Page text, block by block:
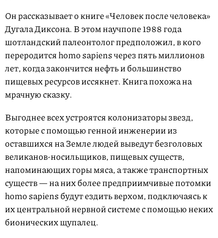
Он рассказывает о книге «Человек после человека»
Дугала Диксона. В этом научпопе 1988 года
шотландский палеонтолог предположил, в кого
переродится homo sapiens через пять миллионов
лет, когда закончится нефть и большинство
пищевых ресурсов иссякнет. Книга похожа на
мрачную сказку.
Выгоднее всех устроятся колонизаторы звезд,
которые с помощью генной инженерии из
оставшихся на Земле людей выведут безголовых
великанов-носильщиков, пищевых существ,
напоминающих горы мяса, а также транспортных
существ — на них более предприимчивые потомки
homo sapiens будут ездить верхом, подключаясь к
их центральной нервной системе с помощью неких
бионических щупалец.